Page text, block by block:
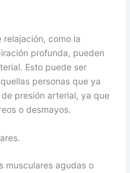
como la
profunda, pueden
Esto puede ser
personas que ya
presión arterial, ya que
o desmayos.
musculares agudas o